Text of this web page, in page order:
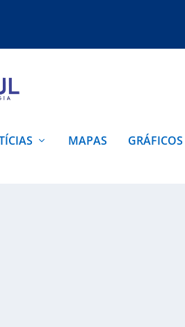
MAPAS GRÁFICOS